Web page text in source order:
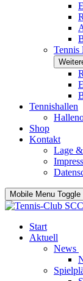
Tennis
Tennishallen
Shop
Kontakt
Lage
Mobile Menu Toggle
Start
Aktuell
News